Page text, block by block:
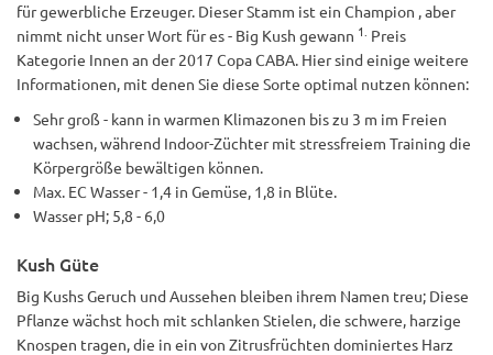
für gewerbliche Erzeuger. Dieser Stamm ist ein Champion , aber
nimmt nicht unser Wort für es - Big Kush gewann 1. Preis
Kategorie Innen an der 2017 Copa CABA. Hier sind einige weitere
Informationen, mit denen Sie diese Sorte optimal nutzen können:
Sehr groß - kann in warmen Klimazonen bis zu 3 m im Freien
wachsen, während Indoor-Züchter mit stressfreiem Training die
Körpergröße bewältigen können.
Max. EC Wasser - 1,4 in Gemüse, 1,8 in Blüte.
Wasser pH; 5,8 - 6,0
Kush Güte
Big Kushs Geruch und Aussehen bleiben ihrem Namen treu; Diese
Pflanze wächst hoch mit schlanken Stielen, die schwere, harzige
Knospen tragen, die in ein von Zitrusfrüchten dominiertes Harz